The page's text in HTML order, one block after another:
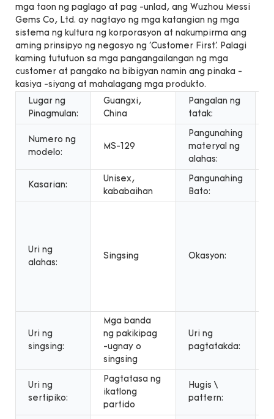
mga taon ng paglago at pag -unlad, ang Wuzhou Messi
Gems Co, Ltd. ay nagtayo ng mga katangian ng mga
sistema ng kultura ng korporasyon at nakumpirma ang
aming prinsipyo ng negosyo ng 'Customer First'. Palagi
kaming tututuon sa mga pangangailangan ng mga
customer at pangako na bibigyan namin ang pinaka -
kasiya -siyang at mahalagang mga produkto.
Lugar ng
Pinagmulan:
Guangxi,
China
Pangalan ng
tatak:
Numero ng
modelo:
MS-129
Pangunahing
materyal ng
alahas:
Kasarian:
Unisex,
kababaihan
Pangunahing
Bato:
Uri ng
alahas:
Singsing Okasyon:
Uri ng
singsing:
Mga banda
ng pakikipag
-ugnay o
singsing
Uri ng
pagtatakda:
Uri ng
sertipiko:
Pagtatasa ng
ikatlong
partido
Hugis \
pattern: